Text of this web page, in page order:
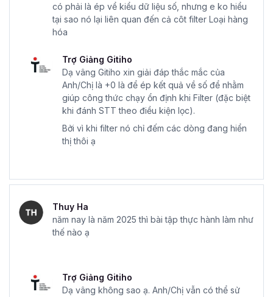
có phải là ép vể kiểu dữ liệu số, nhưng e ko hiểu
tại sao nó lại liên quan đến cả côt filter Loại hàng
hóa
Trợ Giảng Gitiho
Dạ vâng Gitiho xin giải đáp thắc mắc của
Anh/Chị là +0 là để ép kết quả về số để nhằm
giúp công thức chạy ổn định khi Filter (đặc biệt
khi đánh STT theo điều kiện lọc).
Bởi vì khi filter nó chỉ đếm các dòng đang hiển
thị thôi ạ
Thuy Ha
năm nay là năm 2025 thì bài tập thực hành làm như
thế nào ạ
Trợ Giảng Gitiho
Dạ vâng không sao ạ. Anh/Chị vẫn có thể sử